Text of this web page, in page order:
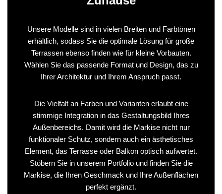
Unsere Modelle sind in vielen Breiten und Farbtönen
erhältlich, sodass Sie die optimale Lösung für große
Terrassen ebenso finden wie für kleine Vorbauten.
Wählen Sie das passende Format und Design, das zu
Ihrer Architektur und Ihrem Anspruch passt.
Die Vielfalt an Farben und Varianten erlaubt eine
stimmige Integration in das Gestaltungsbild Ihres
Außenbereichs. Damit wird die Markise nicht nur
funktionaler Schutz, sondern auch ein ästhetisches
Element, das Terrasse oder Balkon optisch aufwertet.
Stöbern Sie in unserem Portfolio und finden Sie die
Markise, die Ihren Geschmack und Ihre Außenflächen
perfekt ergänzt.